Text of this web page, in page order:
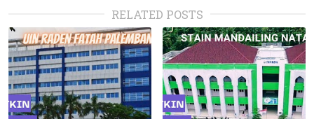
RELATED POSTS